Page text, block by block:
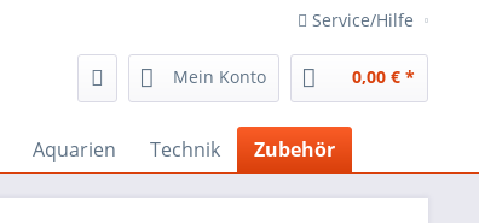
Service/Hilfe
Mein Konto 0,00 € *
Aquarien Technik Zubehör